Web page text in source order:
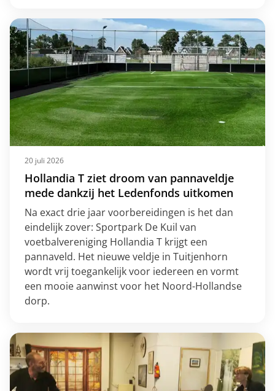
Hollandia T ziet droom van pannaveldje
mede dankzij het Ledenfonds uitkomen
20 juli 2026
Na exact drie jaar voorbereidingen is het dan
eindelijk zover: Sportpark De Kuil van
voetbalvereniging Hollandia T krijgt een
pannaveld. Het nieuwe veldje in Tuitjenhorn
wordt vrij toegankelijk voor iedereen en vormt
een mooie aanwinst voor het Noord-Hollandse
dorp.